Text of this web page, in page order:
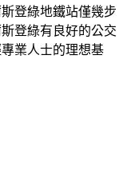
登綠地鐵站僅幾步
登綠有良好的公交
業人士的理想基